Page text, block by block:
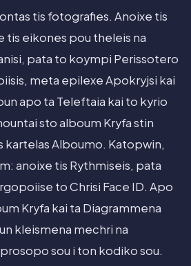
tis fotografies. Anoixe tis
tis eikones pou theleis na
pata to koympi Perissotero
meta epilexe Apokryjsi kai
apo ta Teleftaia kai to kyrio
sto alboum Kryfa stin
kartelas Alboumo. Katopwin,
anoixe tis Rythmiseis, pata
to Chrisi Face ID. Apo
Kryfa kai ta Diagrammena
kleismena mechri na
sou i ton kodiko sou.